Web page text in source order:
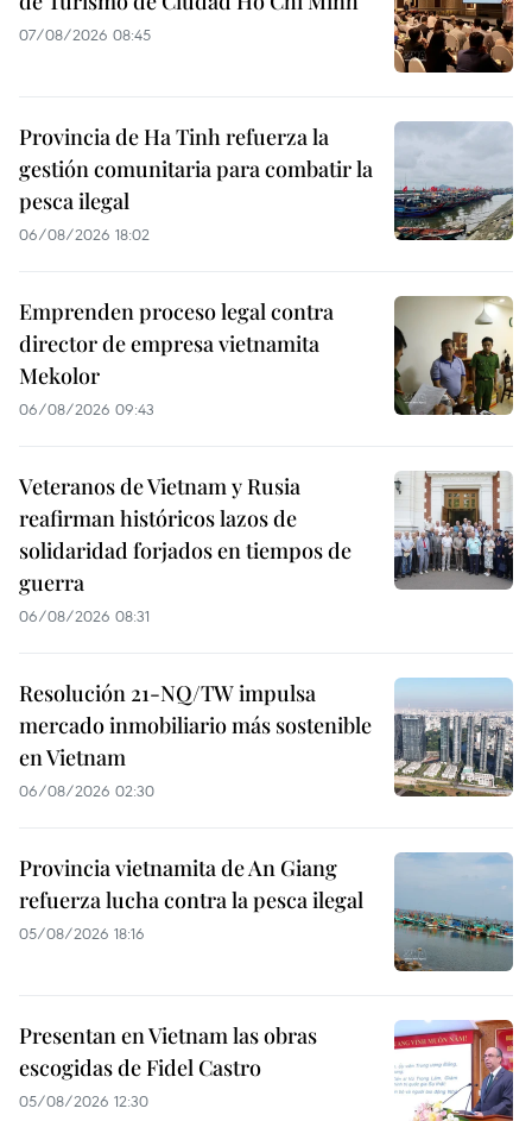
07/08/2026 08:45
Provincia de Ha Tinh refuerza la
gestión comunitaria para combatir la
pesca ilegal
06/08/2026 18:02
Emprenden proceso legal contra
director de empresa vietnamita
Mekolor
06/08/2026 09:43
Veteranos de Vietnam y Rusia
reafirman históricos lazos de
solidaridad forjados en tiempos de
guerra
06/08/2026 08:31
Resolución 21-NQ/TW impulsa
mercado inmobiliario más sostenible
en Vietnam
06/08/2026 02:30
Provincia vietnamita de An Giang
refuerza lucha contra la pesca ilegal
05/08/2026 18:16
Presentan en Vietnam las obras
escogidas de Fidel Castro
05/08/2026 12:30